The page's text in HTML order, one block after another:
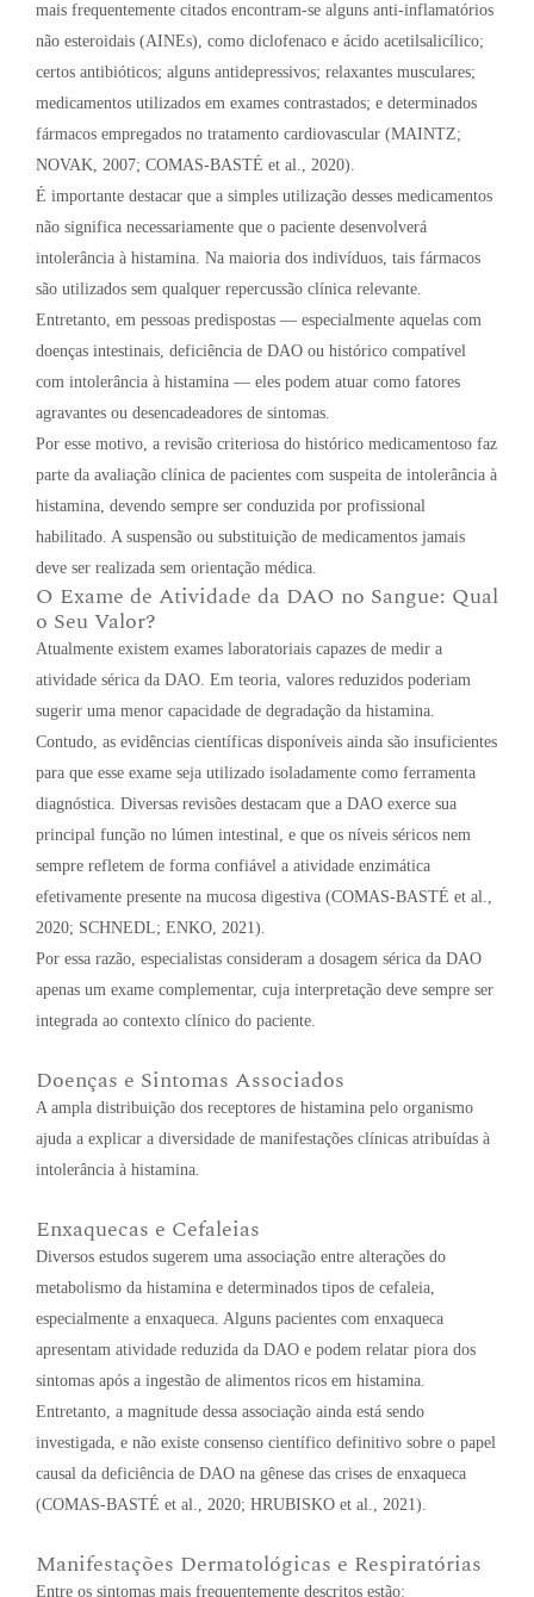
mais frequentemente citados encontram-se alguns anti-inflamatórios
não esteroidais (AINEs), como diclofenaco e ácido acetilsalicílico;
certos antibióticos; alguns antidepressivos; relaxantes musculares;
medicamentos utilizados em exames contrastados; e determinados
fármacos empregados no tratamento cardiovascular (MAINTZ;
NOVAK, 2007; COMAS-BASTÉ et al., 2020).
É importante destacar que a simples utilização desses medicamentos
não significa necessariamente que o paciente desenvolverá
intolerância à histamina. Na maioria dos indivíduos, tais fármacos
são utilizados sem qualquer repercussão clínica relevante.
Entretanto, em pessoas predispostas — especialmente aquelas com
doenças intestinais, deficiência de DAO ou histórico compatível
com intolerância à histamina — eles podem atuar como fatores
agravantes ou desencadeadores de sintomas.
Por esse motivo, a revisão criteriosa do histórico medicamentoso faz
parte da avaliação clínica de pacientes com suspeita de intolerância à
histamina, devendo sempre ser conduzida por profissional
habilitado. A suspensão ou substituição de medicamentos jamais
deve ser realizada sem orientação médica.
O Exame de Atividade da DAO no Sangue: Qual
o Seu Valor?
Atualmente existem exames laboratoriais capazes de medir a
atividade sérica da DAO. Em teoria, valores reduzidos poderiam
sugerir uma menor capacidade de degradação da histamina.
Contudo, as evidências científicas disponíveis ainda são insuficientes
para que esse exame seja utilizado isoladamente como ferramenta
diagnóstica. Diversas revisões destacam que a DAO exerce sua
principal função no lúmen intestinal, e que os níveis séricos nem
sempre refletem de forma confiável a atividade enzimática
efetivamente presente na mucosa digestiva (COMAS-BASTÉ et al.,
2020; SCHNEDL; ENKO, 2021).
Por essa razão, especialistas consideram a dosagem sérica da DAO
apenas um exame complementar, cuja interpretação deve sempre ser
integrada ao contexto clínico do paciente.
Doenças e Sintomas Associados
A ampla distribuição dos receptores de histamina pelo organismo
ajuda a explicar a diversidade de manifestações clínicas atribuídas à
intolerância à histamina.
Enxaquecas e Cefaleias
Diversos estudos sugerem uma associação entre alterações do
metabolismo da histamina e determinados tipos de cefaleia,
especialmente a enxaqueca. Alguns pacientes com enxaqueca
apresentam atividade reduzida da DAO e podem relatar piora dos
sintomas após a ingestão de alimentos ricos em histamina.
Entretanto, a magnitude dessa associação ainda está sendo
investigada, e não existe consenso científico definitivo sobre o papel
causal da deficiência de DAO na gênese das crises de enxaqueca
(COMAS-BASTÉ et al., 2020; HRUBISKO et al., 2021).
Manifestações Dermatológicas e Respiratórias
Entre os sintomas mais frequentemente descritos estão: